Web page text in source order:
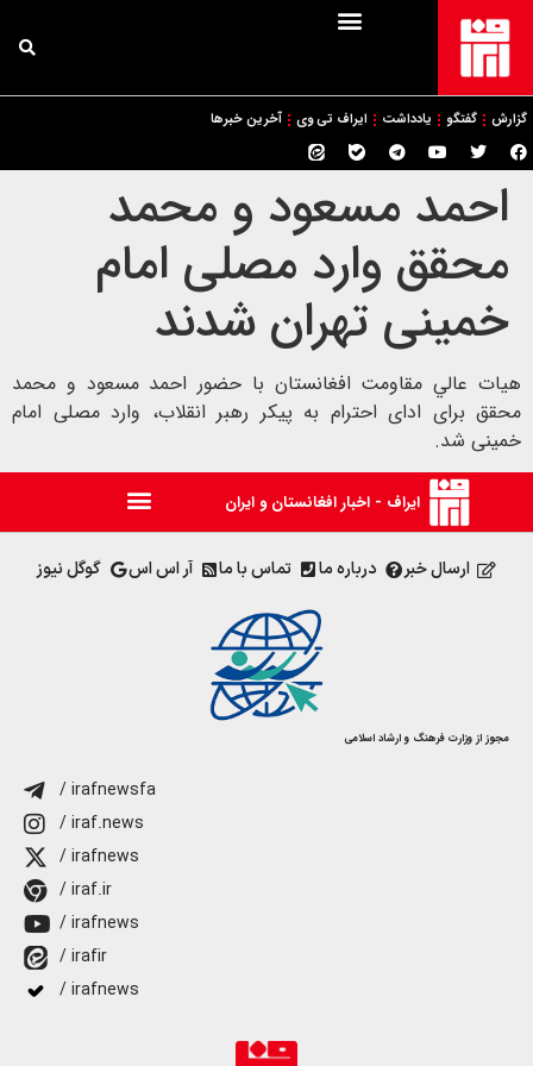
گزارش گفتگو یادداشت ایراف تی وی آخرین خبرها
احمد مسعود و محمد
محقق وارد مصلی امام
خمینی تهران شدند
هيات عالي مقاومت افغانستان با حضور احمد مسعود و محمد
محقق برای ادای احترام به پیکر رهبر انقلاب، وارد مصلی امام
خمینی شد.
ایراف - اخبار افغانستان و ایران
ارسال خبر درباره ما تماس با ما آر اس اس گوگل نیوز
مجوز از وزارت فرهنگ و ارشاد اسلامی
/ irafnewsfa
/ iraf.news
/ irafnews
/ iraf.ir
/ irafnews
/ irafir
/ irafnews